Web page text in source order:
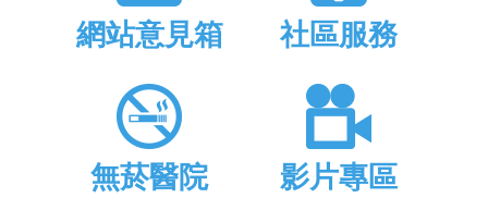
網站意見箱 社區服務
無菸醫院 影片專區